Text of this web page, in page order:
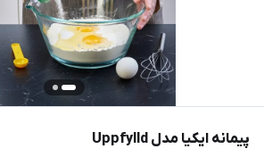
پيمانه ایکیا مدل Uppfylld